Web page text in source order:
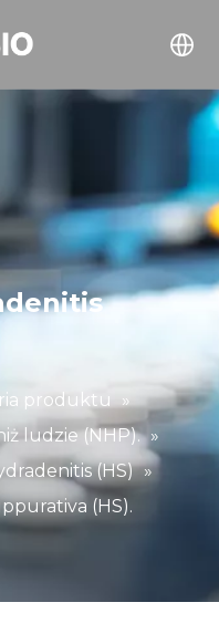
produktu »
ludzie (NHP). »
(HS) »
(HS).